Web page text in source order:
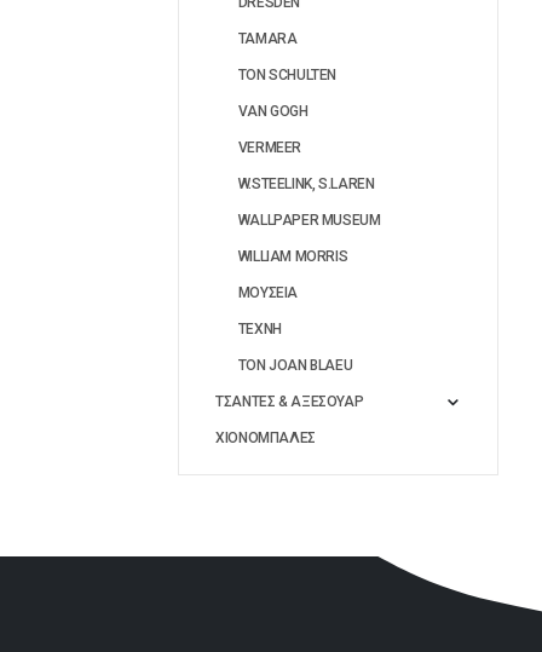
TAMARA
TON SCHULTEN
VAN GOGH
VERMEER
W.STEELINK, S.LAREN
WALLPAPER MUSEUM
WILLIAM MORRIS
ΜΟΥΣΕΙΑ
ΤΕΧΝΗ
ΤΟΝ JOAN BLAEU
ΤΣΑΝΤΕΣ & ΑΞΕΣΟΥΑΡ
ΧΙΟΝΟΜΠΑΛΕΣ